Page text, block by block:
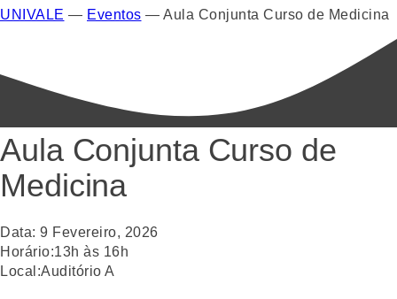
UNIVALE — Eventos — Aula Conjunta Curso de Medicina
Aula Conjunta Curso de
Medicina
Data: 9 Fevereiro, 2026
Horário:13h às 16h
Local:Auditório A